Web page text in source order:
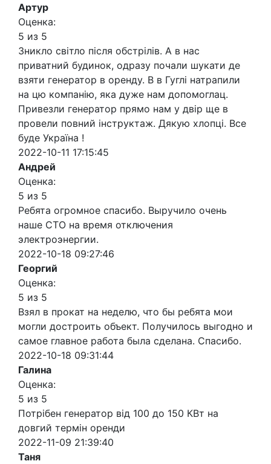
Артур
Оценка:
5 из 5
Зникло світло після обстрілів. А в нас
приватний будинок, одразу почали шукати де
взяти генератор в оренду. В в Гуглі натрапили
на цю компанію, яка дуже нам допомоглац.
Привезли генератор прямо нам у двір ще в
провели повний інструктаж. Дякую хлопці. Все
буде Україна !
2022-10-11 17:15:45
Андрей
Оценка:
5 из 5
Ребята огромное спасибо. Выручило очень
наше СТО на время отключения
электроэнергии.
2022-10-18 09:27:46
Георгий
Оценка:
5 из 5
Взял в прокат на неделю, что бы ребята мои
могли достроить объект. Получилось выгодно и
самое главное работа была сделана. Спасибо.
2022-10-18 09:31:44
Галина
Оценка:
5 из 5
Потрібен генератор від 100 до 150 КВт на
довгий термін оренди
2022-11-09 21:39:40
Таня